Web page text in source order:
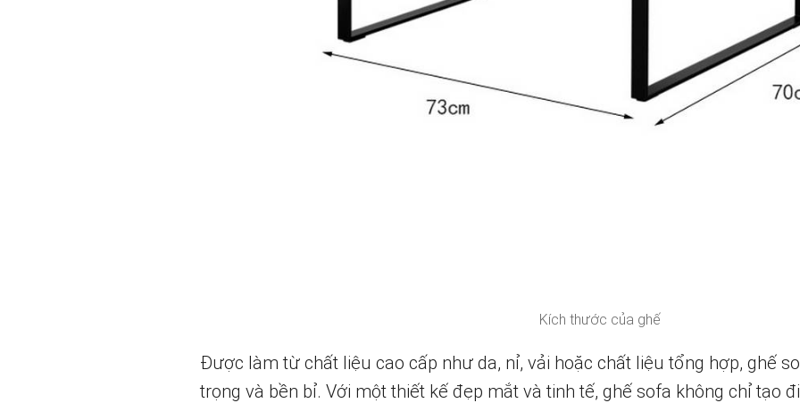
Kích thước của ghế
Được làm từ chất liệu cao cấp như da, nỉ, vải hoặc chất liệu tổng hợp, ghế
trọng và bền bỉ. Với một thiết kế đẹp mắt và tinh tế, ghế sofa không chỉ tạo